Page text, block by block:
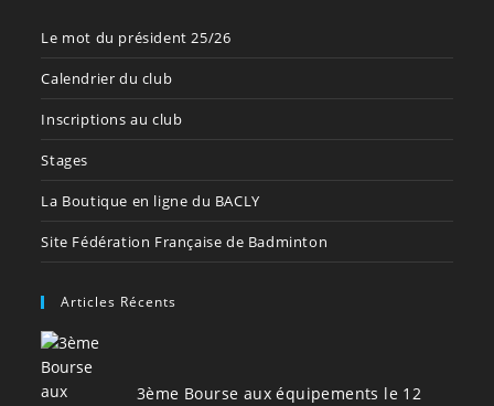
Le mot du président 25/26
Calendrier du club
Inscriptions au club
Stages
La Boutique en ligne du BACLY
Site Fédération Française de Badminton
Articles Récents
3ème Bourse aux équipements le 12